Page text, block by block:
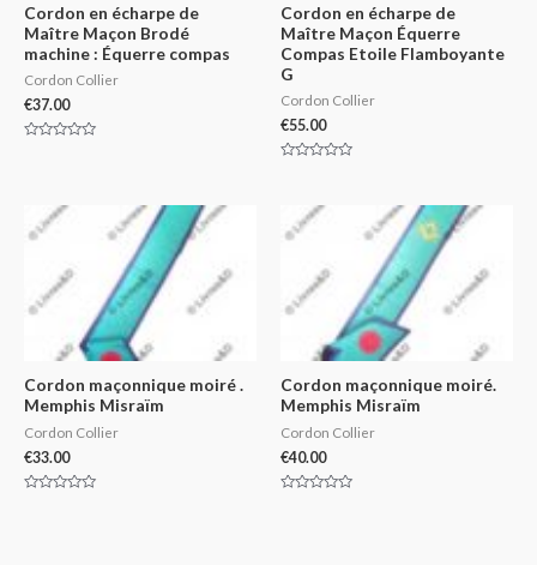
Cordon en écharpe de
Maître Maçon Brodé
machine : Équerre compas
Cordon Collier
€37.00
Cordon en écharpe de
Maître Maçon Équerre
Compas Etoile Flamboyante
G
Cordon Collier
€55.00
Cordon maçonnique moiré .
Memphis Misraïm
Cordon Collier
€33.00
Cordon maçonnique moiré.
Memphis Misraïm
Cordon Collier
€40.00